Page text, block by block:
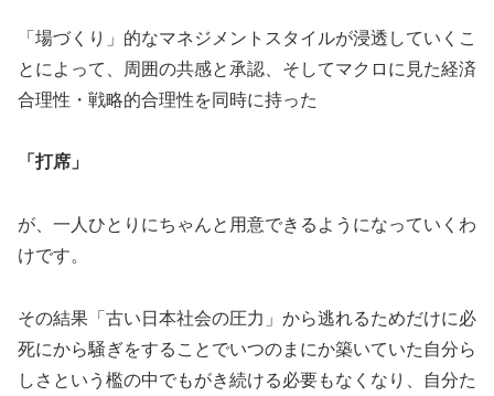
「場づくり」的なマネジメントスタイルが浸透していくこ
とによって、周囲の共感と承認、そしてマクロに見た経済
合理性・戦略的合理性を同時に持った
「打席」
が、一人ひとりにちゃんと用意できるようになっていくわ
けです。
その結果「古い日本社会の圧力」から逃れるためだけに必
死にから騒ぎをすることでいつのまにか築いていた自分ら
しさという檻の中でもがき続ける必要もなくなり、自分た